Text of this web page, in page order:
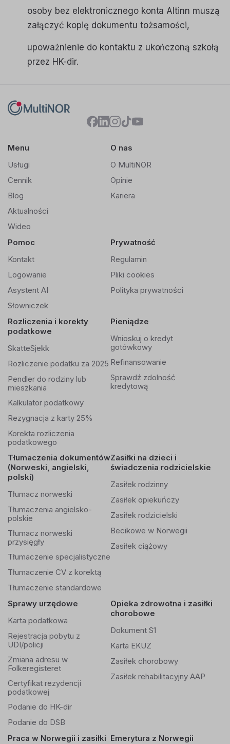
osoby bez elektronicznego konta Altinn muszą
załączyć kopię dokumentu tożsamości,
upoważnienie do kontaktu z ukończoną szkołą
przez HK-dir.
Menu
Usługi
Cennik
Blog
Aktualności
Wideo
O nas
O MultiNOR
Opinie
Kariera
Pomoc
Kontakt
Logowanie
Asystent AI
Słowniczek
Prywatność
Regulamin
Pliki cookies
Polityka prywatności
Rozliczenia i korekty
podatkowe
SkatteSjekk
Rozliczenie podatku za 2025
Pendler do rodziny lub
mieszkania
Kalkulator podatkowy
Rezygnacja z karty 25%
Korekta rozliczenia
podatkowego
Pieniądze
Wnioskuj o kredyt
gotówkowy
Refinansowanie
Sprawdź zdolność
kredytową
Tłumaczenia dokumentów
(Norweski, angielski,
polski)
Tłumacz norweski
Tłumaczenia angielsko-
polskie
Tłumacz norweski
przysięgły
Tłumaczenie specjalistyczne
Tłumaczenie CV z korektą
Tłumaczenie standardowe
Zasiłki na dzieci i
świadczenia rodzicielskie
Zasiłek rodzinny
Zasiłek opiekuńczy
Zasiłek rodzicielski
Becikowe w Norwegii
Zasiłek ciążowy
Sprawy urzędowe
Karta podatkowa
Rejestracja pobytu z
UDI/policji
Zmiana adresu w
Folkeregisteret
Certyfikat rezydencji
podatkowej
Podanie do HK-dir
Podanie do DSB
Opieka zdrowotna i zasiłki
chorobowe
Dokument S1
Karta EKUZ
Zasiłek chorobowy
Zasiłek rehabilitacyjny AAP
Praca w Norwegii i zasiłki Emerytura z Norwegii